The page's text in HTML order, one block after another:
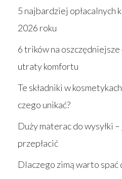
5 najbardziej opłacalnych
2026 roku
6 trików na
utraty komfortu
Te składniki w
czego unikać?
Duży materac do wysyłki
przepłacić
Dlaczego zimą warto spać